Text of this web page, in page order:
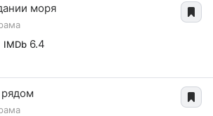
моря
IMDb 6.4